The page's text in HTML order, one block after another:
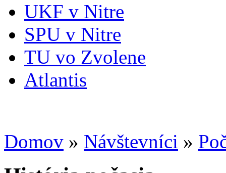
UKF v Nitre
SPU v Nitre
TU vo Zvolene
Atlantis
Domov » Návštevníci »